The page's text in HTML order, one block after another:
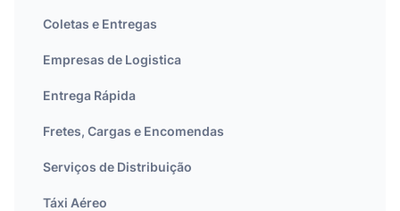
Coletas e Entregas
Empresas de Logistica
Entrega Rápida
Fretes, Cargas e Encomendas
Serviços de Distribuição
Táxi Aéreo